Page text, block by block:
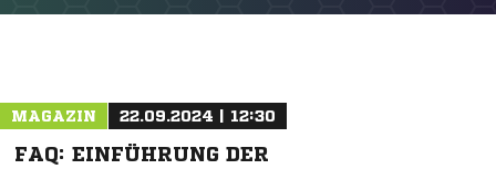
* Pflichtfelder
MAGAZIN 22.09.2024 | 12:30
FAQ: EINFÜHRUNG DER